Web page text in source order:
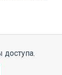
доступа.